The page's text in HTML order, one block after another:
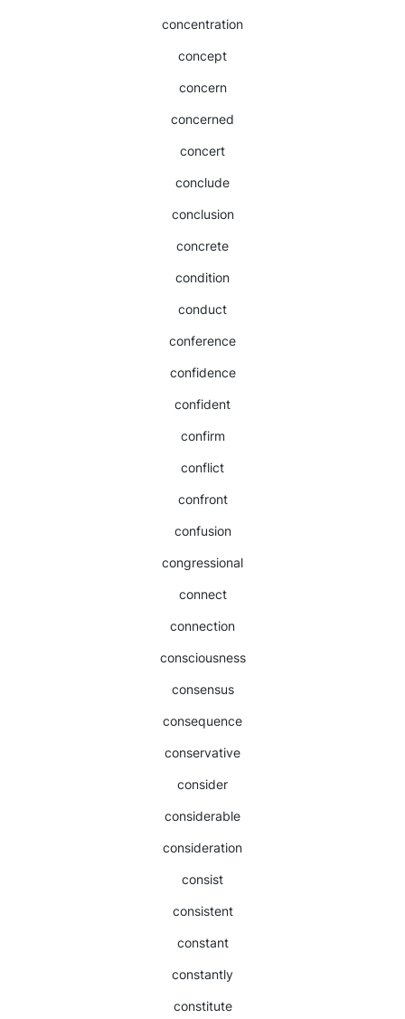
concentration
concept
concern
concerned
concert
conclude
conclusion
concrete
condition
conduct
conference
confidence
confident
confirm
conflict
confront
confusion
congressional
connect
connection
consciousness
consensus
consequence
conservative
consider
considerable
consideration
consist
consistent
constant
constantly
constitute